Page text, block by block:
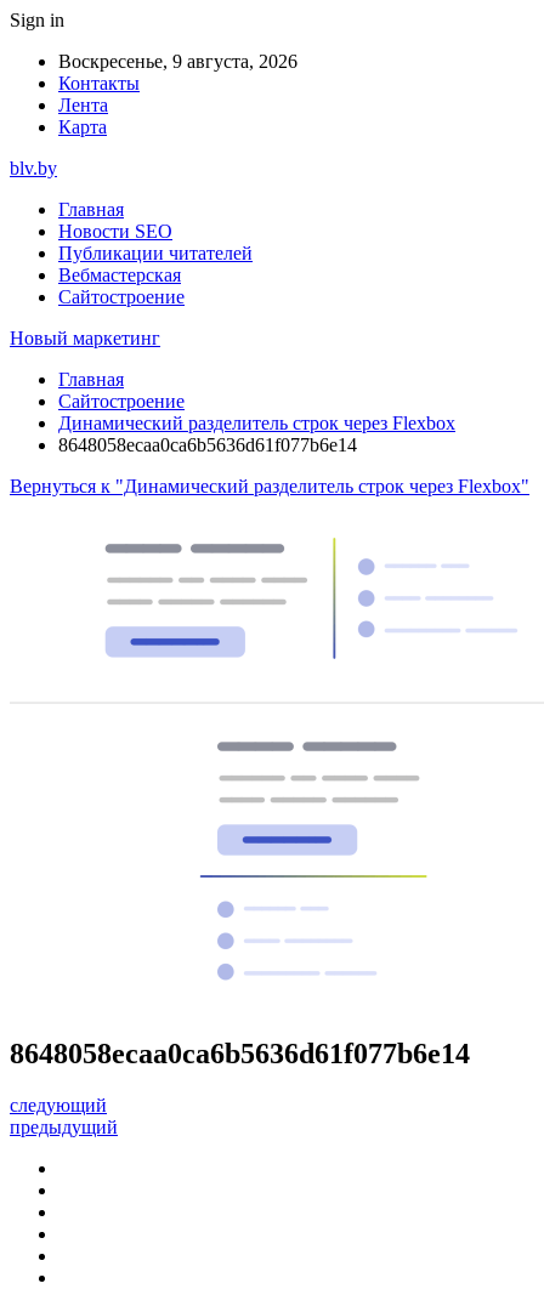
Sign in
Воскресенье, 9 августа, 2026
Контакты
Лента
Карта
blv.by
Главная
Новости SEO
Публикации читателей
Вебмастерская
Сайтостроение
Новый маркетинг
Главная
Сайтостроение
Динамический разделитель строк через Flexbox
8648058ecaa0ca6b5636d61f077b6e14
Вернуться к "Динамический разделитель строк через Flexbox"
8648058ecaa0ca6b5636d61f077b6e14
следующий
предыдущий